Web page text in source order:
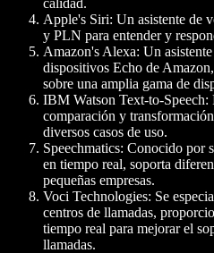
calidad.
Apple's Siri: Un asistente de
y PLN para entender y
Amazon's Alexa: Un
dispositivos Echo de
sobre una amplia gama de
IBM Watson Text-to-Speech:
comparación y
diversos casos de uso.
Speechmatics: Conocido por
en tiempo real, soporta
pequeñas empresas.
Voci Technologies: Se
centros de llamadas,
tiempo real para mejorar el
llamadas.